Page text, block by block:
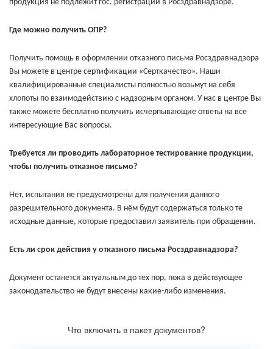
продукция не подлежит гос. регистрации в Росздравнадзоре.
Где можно получить ОПР?
Получить помощь в оформлении отказного письма Росздравнадзора
Вы можете в центре сертификации «Серткачество». Наши
квалифицированные специалисты полностью возьмут на себя
хлопоты по взаимодействию с надзорным органом. У нас в центре Вы
также можете бесплатно получить исчерпывающие ответы на все
интересующие Вас вопросы.
Требуется ли проводить лабораторное тестирование продукции,
чтобы получить отказное письмо?
Нет, испытания не предусмотрены для получения данного
разрешительного документа. В нём будут содержаться только те
исходные данные, которые предоставил заявитель при обращении.
Есть ли срок действия у отказного письма Росздравнадзора?
Документ останется актуальным до тех пор, пока в действующее
законодательство не будут внесены какие-либо изменения.
Что включить в пакет документов?